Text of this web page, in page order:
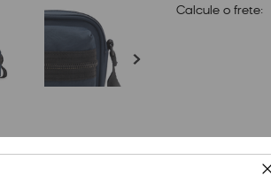
Calcule o frete: